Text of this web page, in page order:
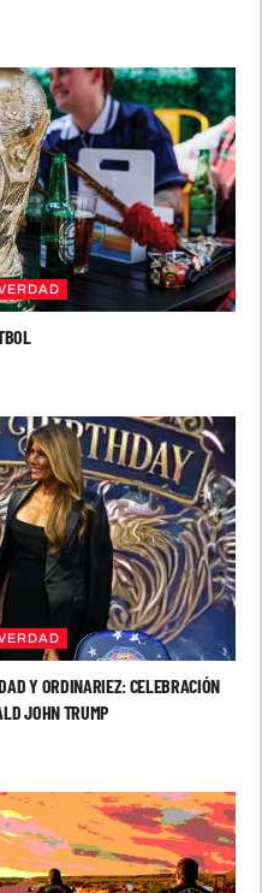
Y ORDINARIEZ: CELEBRACIÓN
JOHN TRUMP